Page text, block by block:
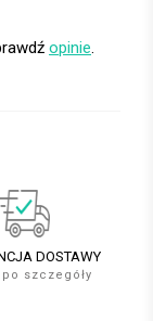
opinie.
DOSTAWY
szczegóły